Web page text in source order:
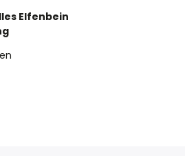
Elfenbein